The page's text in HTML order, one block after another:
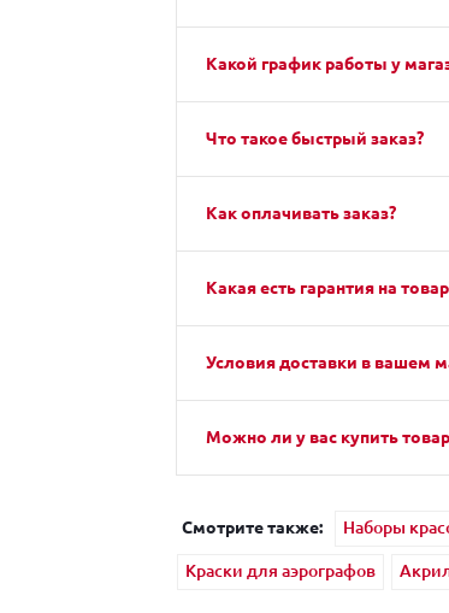
Какой график работы у
Что такое быстрый заказ?
Как оплачивать заказ?
Какая есть гарантия на
Условия доставки в вашем
Можно ли у вас купить
Смотрите также: Наборы
Краски для аэрографов